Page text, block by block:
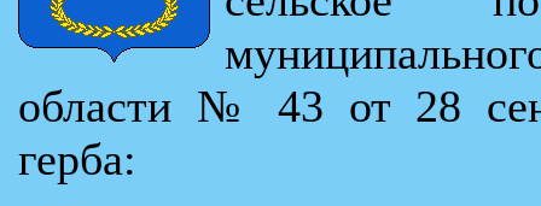
области № 43 от 28
герба: